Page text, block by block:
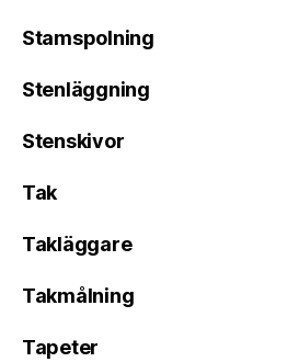
Stamspolning
Stenläggning
Stenskivor
Tak
Takläggare
Takmålning
Tapeter